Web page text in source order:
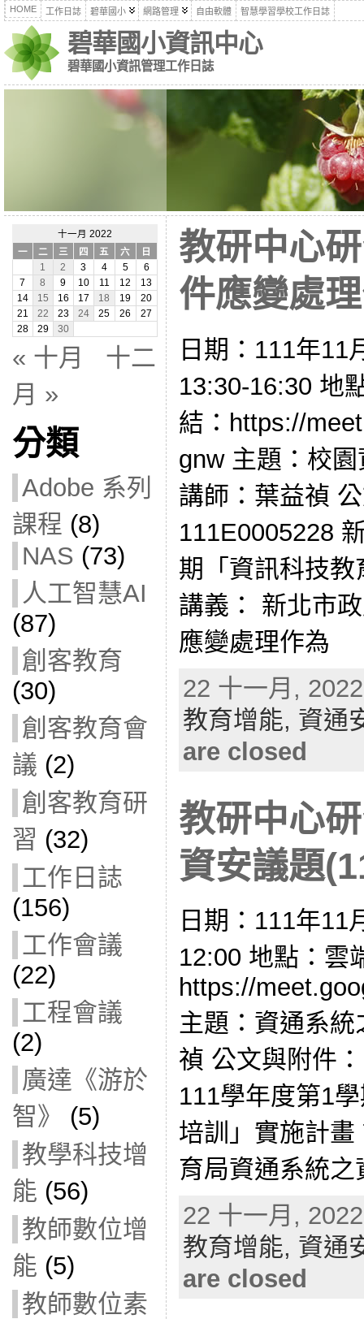
HOME 工作日誌 碧華國小 網路管理 自由軟體 智慧學習學校工作日誌
碧華國小資訊中心
碧華國小資訊管理工作日誌
十一月 2022
一
二 三 四 五 六
日
1
2 3 4 5
6
7
8 9 10 11 12
13
14
15 16 17 18 19
20
21
22 23 24 25 26
27
28
29 30
« 十月
十二
月 »
分類
Adobe 系列
課程 (8)
NAS (73)
人工智慧AI
(87)
創客教育
(30)
創客教育會
議 (2)
創客教育研
習 (32)
工作日誌
(156)
工作會議
(22)
工程會議
(2)
廣達《游於
智》
(5)
教學科技增
能 (56)
教師數位增
能 (5)
教師數位素
教研中心
件應變處
日期：111年11
13:30-16:30 地
結：https://
gnw 主題：校
講師：葉益禎
111E0005228
期「資訊科技
講義： 新北市
應變處理作為
22 十一月,
教育增能, 資通
are closed
教研中心
資安議題
日期：111年11
12:00 地點：雲
https://
主題：資通系
禎 公文與附件
111學年度第1
培訓」實施計
育局資通系統之
22 十一月,
教育增能, 資通
are closed